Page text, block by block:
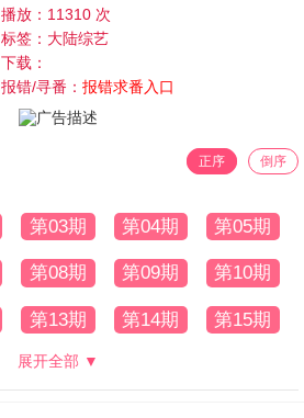
播放：11310 次
标签：大陆综艺
下载：
报错/寻番：报错求番入口
正序 倒序
第03期 第04期 第05期
第08期 第09期 第10期
第13期 第14期 第15期
展开全部 ▼